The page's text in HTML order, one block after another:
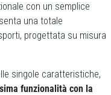
con un semplice
una totale
progettata su misura
singole caratteristiche,
funzionalità con la